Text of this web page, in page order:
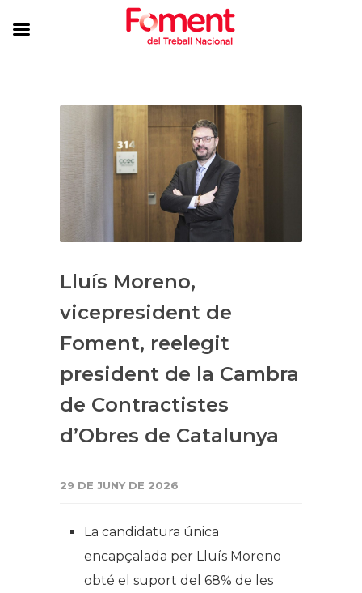
Lluís Moreno,
vicepresident de
Foment, reelegit
president de la Cambra
de Contractistes
d’Obres de Catalunya
29 DE JUNY DE 2026
La candidatura única
encapçalada per Lluís Moreno
obté el suport del 68% de les